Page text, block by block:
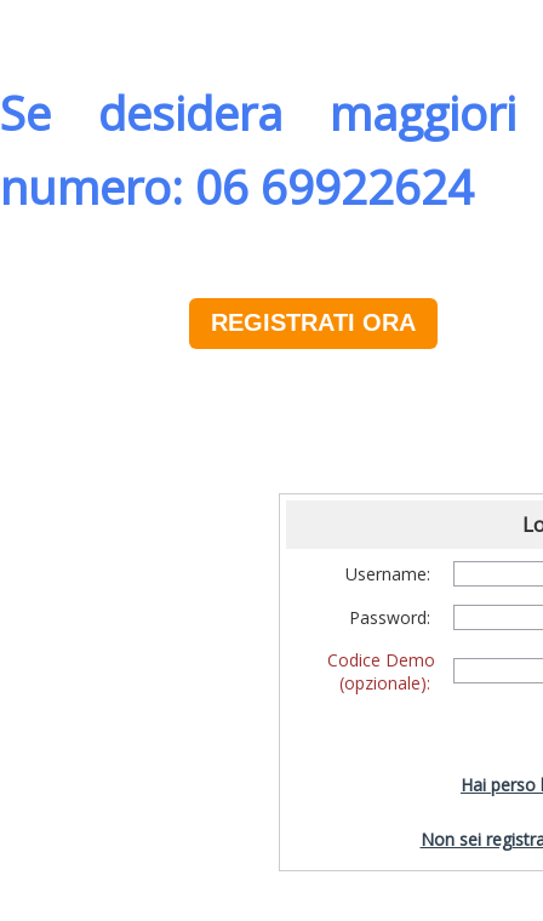
Se desidera
numero: 06 69922624
REGISTRATI ORA
Username:
Password:
Codice Demo
(opzionale):
Hai perso
Non sei